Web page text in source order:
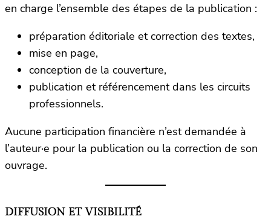
en charge l’ensemble des étapes de la publication :
préparation éditoriale et correction des textes,
mise en page,
conception de la couverture,
publication et référencement dans les circuits
professionnels.
Aucune participation financière n’est demandée à
l’auteur·e pour la publication ou la correction de son
ouvrage.
DIFFUSION ET VISIBILITÉ